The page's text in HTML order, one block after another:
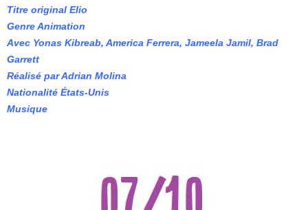
Titre original Elio
Genre Animation
Avec Yonas Kibreab, America Ferrera, Jameela Jamil, Brad
Garrett
Réalisé par Adrian Molina
Nationalité États-Unis
Musique